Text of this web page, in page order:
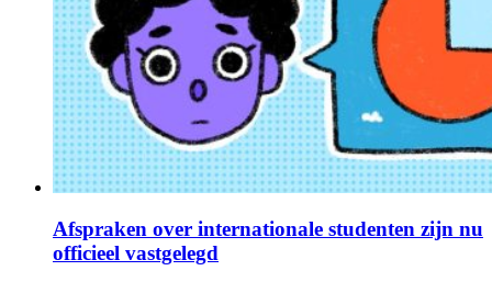
Afspraken over internationale studenten zijn nu
officieel vastgelegd